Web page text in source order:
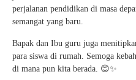
perjalanan pendidikan di masa
semangat yang baru.
Bapak dan Ibu guru juga
para siswa di rumah. Semoga
di mana pun kita berada. 😊✨